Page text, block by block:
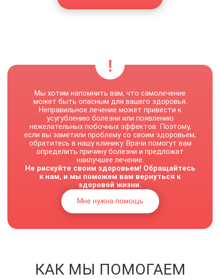
Мы хотим напомнить вам, что самолечение
может быть опасным для вашего здоровья.
Неправильное лечение может привести к
усугублению болезни или появлению
нежелательных побочных эффектов. Поэтому,
если вы заметили проблему со своим здоровьем,
обратитесь в нашу клинику. Врачи помогут вам
определить причину болезни и предложат
наилучшее лечение.
Не рискуйте своим здоровьем! Обращайтесь
к нам, и мы поможем вам вернуться к
здоровой жизни.
Мне нужна помощь
КАК МЫ ПОМОГАЕМ